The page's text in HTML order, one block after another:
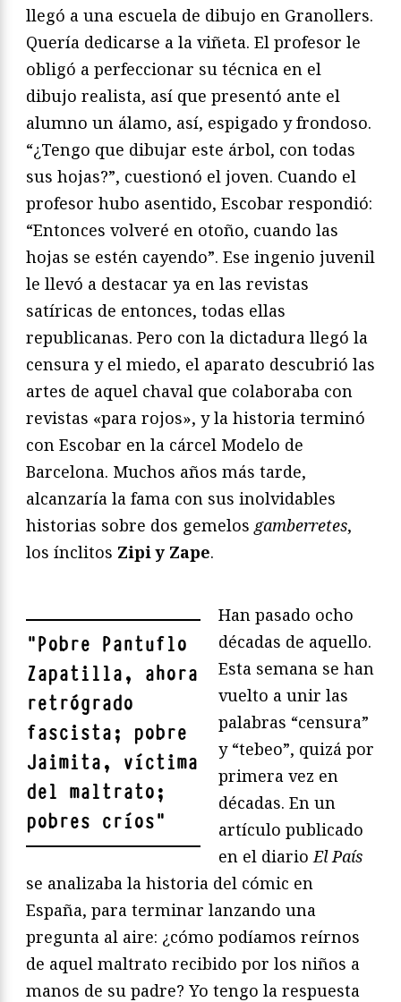
llegó a una escuela de dibujo en Granollers.
Quería dedicarse a la viñeta. El profesor le
obligó a perfeccionar su técnica en el
dibujo realista, así que presentó ante el
alumno un álamo, así, espigado y frondoso.
“¿Tengo que dibujar este árbol, con todas
sus hojas?”, cuestionó el joven. Cuando el
profesor hubo asentido, Escobar respondió:
“Entonces volveré en otoño, cuando las
hojas se estén cayendo”. Ese ingenio juvenil
le llevó a destacar ya en las revistas
satíricas de entonces, todas ellas
republicanas. Pero con la dictadura llegó la
censura y el miedo, el aparato descubrió las
artes de aquel chaval que colaboraba con
revistas «para rojos», y la historia terminó
con Escobar en la cárcel Modelo de
Barcelona. Muchos años más tarde,
alcanzaría la fama con sus inolvidables
historias sobre dos gemelos gamberretes,
los ínclitos Zipi y Zape.
"Pobre Pantuflo
Zapatilla, ahora
retrógrado
fascista; pobre
Jaimita, víctima
del maltrato;
pobres críos"
Han pasado ocho
décadas de aquello.
Esta semana se han
vuelto a unir las
palabras “censura”
y “tebeo”, quizá por
primera vez en
décadas. En un
artículo publicado
en el diario El País
se analizaba la historia del cómic en
España, para terminar lanzando una
pregunta al aire: ¿cómo podíamos reírnos
de aquel maltrato recibido por los niños a
manos de su padre? Yo tengo la respuesta